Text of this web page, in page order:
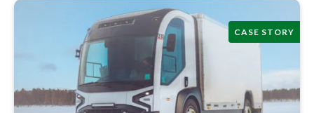
CASE STORY